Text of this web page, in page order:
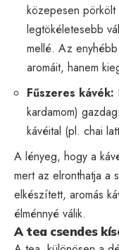
közepesen pörkölt
legtökéletesebb
mellé. Az
aromáit, hanem
Fűszeres kávék:
kardamom)
kávéital (pl. chai
A lényeg, hogy a
mert az elronthatja a
elkészített, aromás
élménnyé válik.
A tea csendes